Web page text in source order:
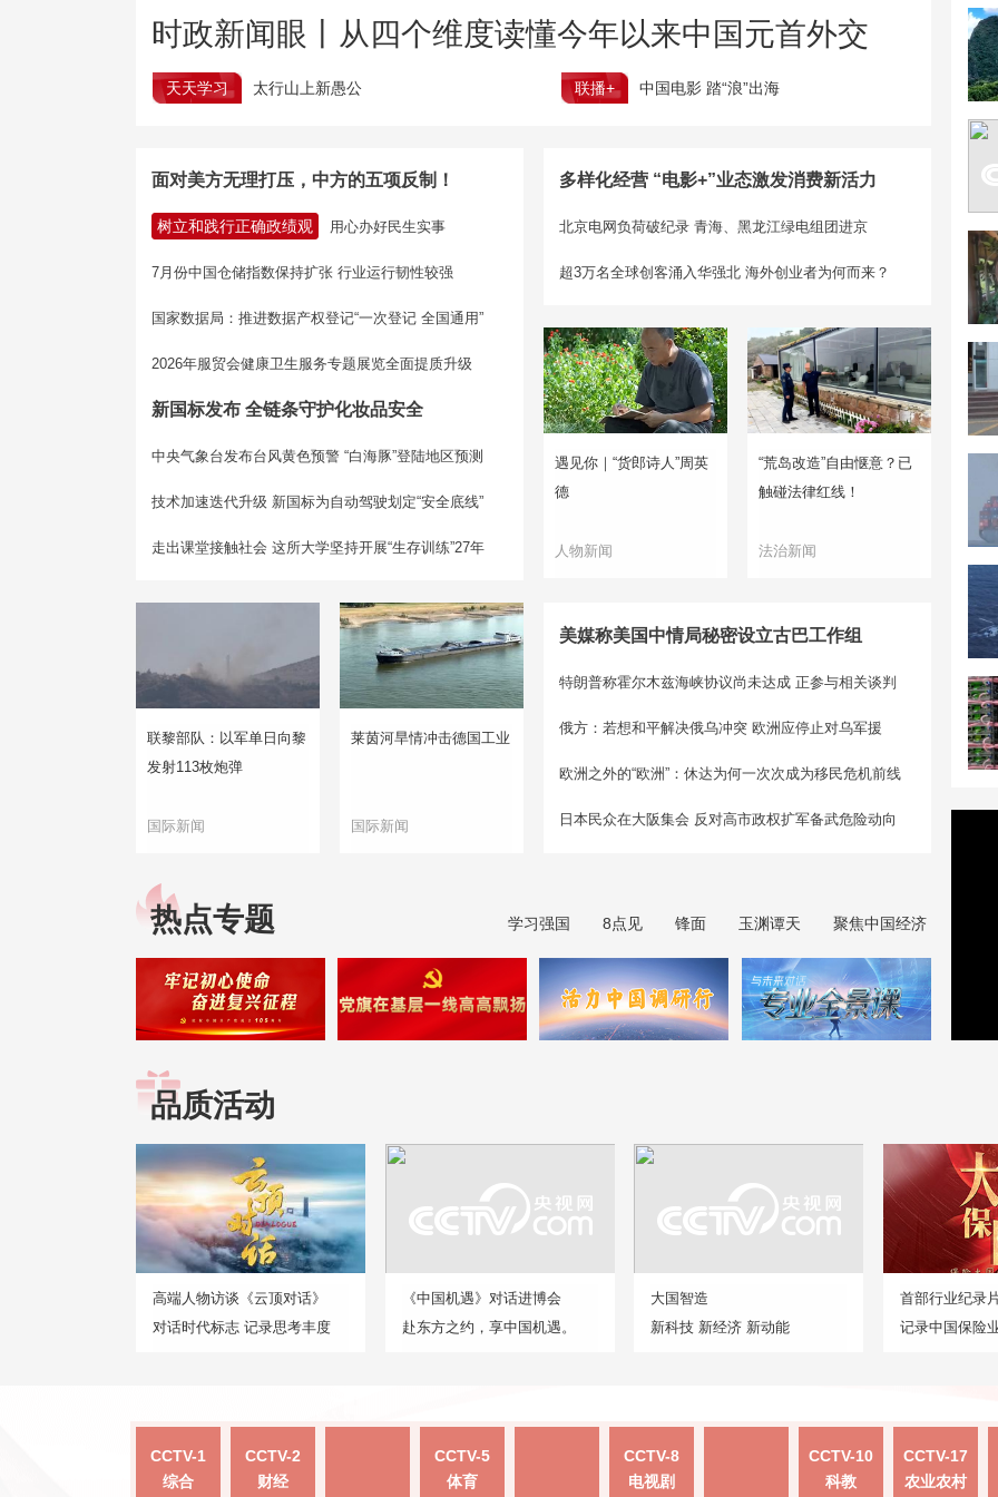
时政新闻眼丨从四个维度读懂今年以来中国元首外交
天天学习 太行山上新愚公 联播+ 中国电影 踏“浪”出海
面对美方无理打压，中方的五项反制！
树立和践行正确政绩观 用心办好民生实事
7月份中国仓储指数保持扩张 行业运行韧性较强
国家数据局：推进数据产权登记“一次登记 全国通用”
2026年服贸会健康卫生服务专题展览全面提质升级
新国标发布 全链条守护化妆品安全
中央气象台发布台风黄色预警 “白海豚”登陆地区预测
技术加速迭代升级 新国标为自动驾驶划定“安全底线”
走出课堂接触社会 这所大学坚持开展“生存训练”27年
多样化经营 “电影+”业态激发消费新活力
北京电网负荷破纪录 青海、黑龙江绿电组团进京
超3万名全球创客涌入华强北 海外创业者为何而来？
遇见你｜“货郎诗人”周英
德
人物新闻
“荒岛改造”自由惬意？已
触碰法律红线！
法治新闻
联黎部队：以军单日向黎
发射113枚炮弹
国际新闻
莱茵河旱情冲击德国工业
国际新闻
美媒称美国中情局秘密设立古巴工作组
特朗普称霍尔木兹海峡协议尚未达成 正参与相关谈判
俄方：若想和平解决俄乌冲突 欧洲应停止对乌军援
欧洲之外的“欧洲”：休达为何一次次成为移民危机前线
日本民众在大阪集会 反对高市政权扩军备武危险动向
热点专题 学习强国 8点见 锋面 玉渊谭天 聚焦中国经济
品质活动
高端人物访谈《云顶对话》
对话时代标志 记录思考丰度
《中国机遇》对话进博会
赴东方之约，享中国机遇。
大国智造
新科技 新经济 新动能
首部行业纪录
记录中国保险
CCTV-1
综合
CCTV-2
财经
CCTV-5
体育
CCTV-8
电视剧
CCTV-10
科教
CCTV-17
农业农村